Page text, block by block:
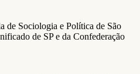
de Sociologia e Política de São
de SP e da Confederação